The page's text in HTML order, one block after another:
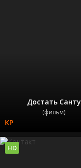
Достать Санту
(фильм)
HD